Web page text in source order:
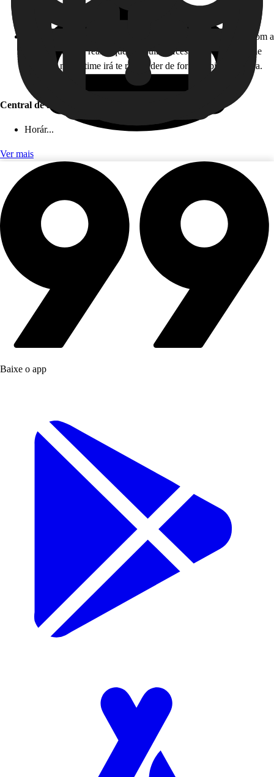
Horário de atendimento: 24 horas, todos os dias!
Como funciona: caso você não esteja disponível para falar com a
gente em tempo real, fique tranquilo! Acesse nossa Central de
Ajuda, e nosso time irá te responder de forma rápida e segura.
Central de ajuda (app)
Horár...
Ver mais
Baixe o app